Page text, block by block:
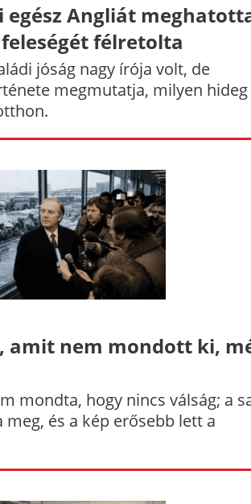
egész Angliát
félretolta
jóság nagy írója volt, de
megmutatja, milyen hideg
amit nem mondott ki,
mondta, hogy nincs válság; a
meg, és a kép erősebb lett a